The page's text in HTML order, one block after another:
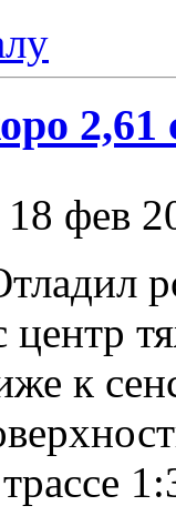
2,61
18 фев
центр
к